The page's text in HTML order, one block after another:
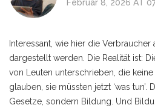
Februar 8, 2026 AT
Interessant, wie hier die
dargestellt werden. Die Realität ist:
von Leuten unterschrieben, die
glauben, sie müssten jetzt ‘was
Gesetze, sondern Bildung. Und